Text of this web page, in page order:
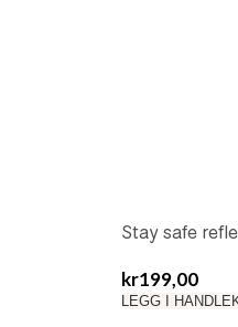
Stay safe
kr199,00
LEGG I